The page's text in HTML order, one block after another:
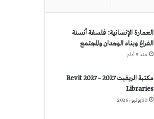
العمارة الإنسانية: فلسفة أنسنة
الفراغ وبناء الوجدان والمجتمع
منذ 5 أيام
مكتبة الريفيت 2027 – Revit 2027
Libraries
30 يونيو، 2026